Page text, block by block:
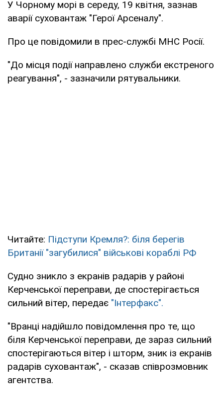
У Чорному морі в середу, 19 квітня, зазнав
аварії суховантаж "Герої Арсеналу".
Про це повідомили в прес-службі МНС Росії.
"До місця події направлено служби екстреного
реагування", - зазначили рятувальники.
Читайте: Підступи Кремля?: біля берегів
Британії "загубилися" військові кораблі РФ
Судно зникло з екранів радарів у районі
Керченської переправи, де спостерігається
сильний вітер, передає "Інтерфакс".
"Вранці надійшло повідомлення про те, що
біля Керченської переправи, де зараз сильний
спостерігаються вітер і шторм, зник із екранів
радарів суховантаж", - сказав співрозмовник
агентства.